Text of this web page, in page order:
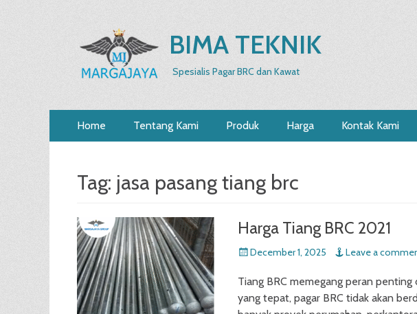
BIMA TEKNIK
Spesialis Pagar BRC dan Kawat
Primary
Menu
Home Tentang Kami Produk Harga Kontak Kami
Tag: jasa pasang tiang brc
Harga Tiang BRC 2021
Posted
December 1, 2025 Leave a
Tiang BRC memegang peran
yang tepat, pagar BRC tidak akan